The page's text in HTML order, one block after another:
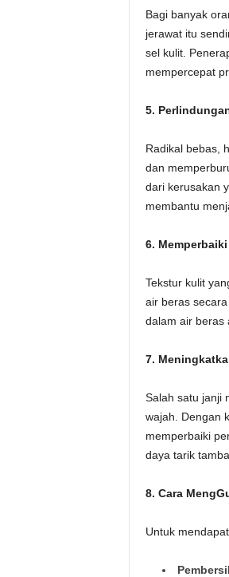
Bagi banyak
jerawat itu
sel kulit.
mempercepat
5.
Radikal bebas,
dan
dari kerusakan
membantu
6.
Tekstur kulit
air beras
dalam air beras
7.
Salah satu janji
wajah. Dengan
memperbaiki
daya tarik
8. Cara
Untuk